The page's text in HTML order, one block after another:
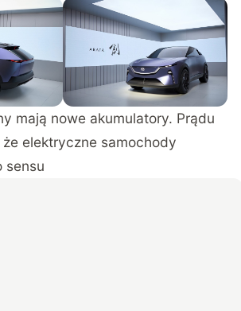
mają nowe akumulatory. Prądu
elektryczne samochody
sensu